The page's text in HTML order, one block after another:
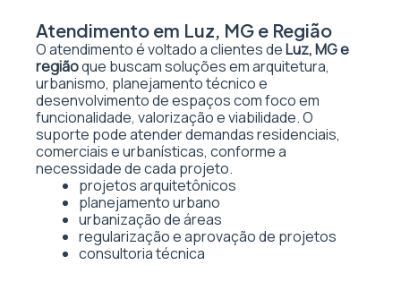
Atendimento em Luz, MG e Região
O atendimento é voltado a clientes deLuz, MG e
regiãoque buscam soluções em arquitetura,
urbanismo, planejamento técnico e
desenvolvimento de espaços com foco em
funcionalidade, valorização e viabilidade. O
suporte pode atender demandas residenciais,
comerciais e urbanísticas, conforme a
necessidade de cada projeto.
projetos arquitetônicos
planejamento urbano
urbanização de áreas
regularização e aprovação de projetos
consultoria técnica